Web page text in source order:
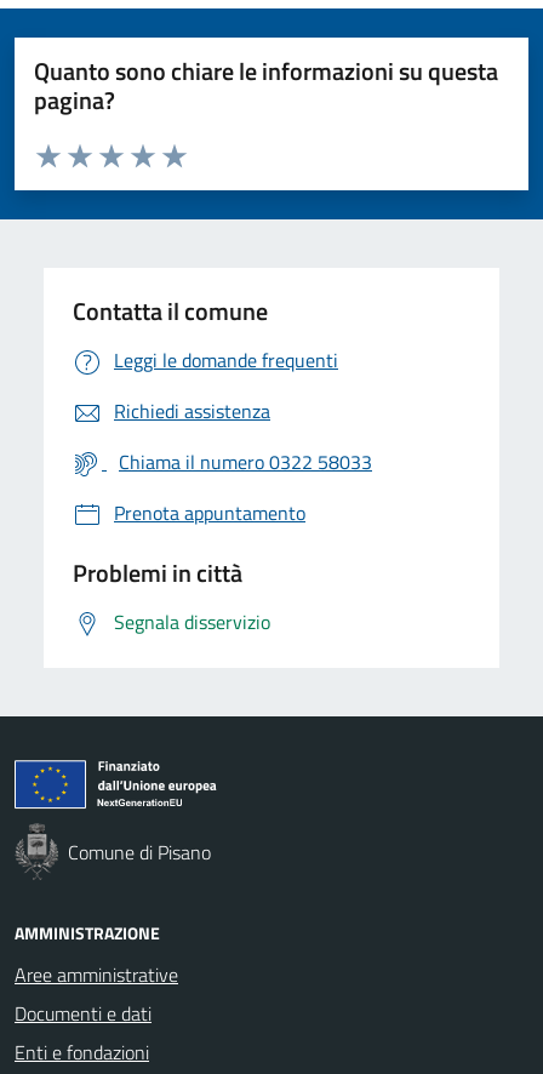
Quanto sono chiare le informazioni su questa
pagina?
Valuta da 1 a 5 stelle la pagina
Valuta 5 stelle su 5
Valuta 4 stelle su 5
Valuta 3 stelle su 5
Valuta 2 stelle su 5
Valuta 1 stelle su 5
Contatta il comune
Leggi le domande frequenti
Richiedi assistenza
Chiama il numero 0322 58033
Prenota appuntamento
Problemi in città
Segnala disservizio
Comune di Pisano
AMMINISTRAZIONE
Aree amministrative
Documenti e dati
Enti e fondazioni